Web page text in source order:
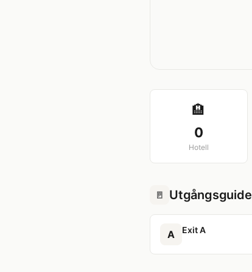
🏨
0
Hotell
🚪 Utgångsguide
A Exit A